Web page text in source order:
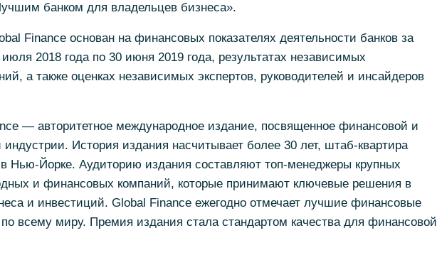
банком для владельцев бизнеса».
Finance основан на финансовых показателях деятельности банков за
2018 года по 30 июня 2019 года, результатах независимых
а также оценках независимых экспертов, руководителей и инсайдеров
— авторитетное международное издание, посвященное финансовой и
индустрии. История издания насчитывает более 30 лет, штаб-квартира
в Нью-Йорке. Аудиторию издания составляют топ-менеджеры крупных
и финансовых компаний, которые принимают ключевые решения в
и инвестиций. Global Finance ежегодно отмечает лучшие финансовые
всему миру. Премия издания стала стандартом качества для финансовой